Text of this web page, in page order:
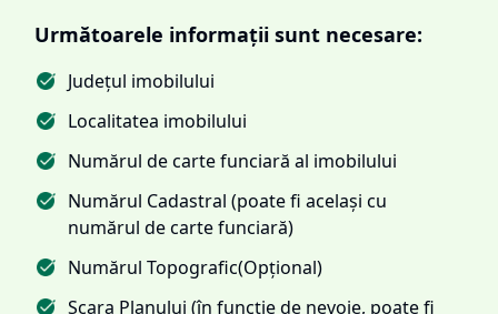
Următoarele informații sunt necesare:
Județul imobilului
Localitatea imobilului
Numărul de carte funciară al imobilului
Numărul Cadastral (poate fi același cu
numărul de carte funciară)
Numărul Topografic(Opțional)
Scara Planului (în funcție de nevoie, poate fi